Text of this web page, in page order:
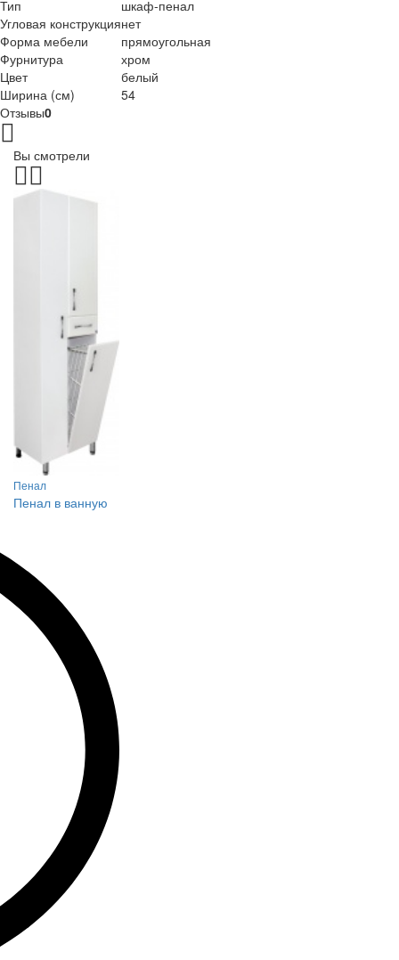
Тип
шкаф-пенал
Угловая конструкциянет
Форма мебели
прямоугольная
Фурнитура
хром
Цвет
белый
Ширина (см)
54
Отзывы0
Вы смотрели
Пенал
Пенал в ванную